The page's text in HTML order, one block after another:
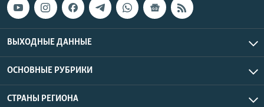
ВЫХОДНЫЕ ДАННЫЕ
ОСНОВНЫЕ РУБРИКИ
СТРАНЫ РЕГИОНА